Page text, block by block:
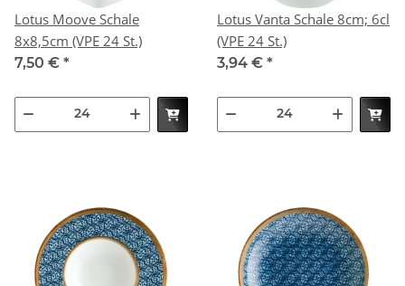
Lotus Moove Schale
8x8,5cm (VPE 24 St.)
7,50 € *
Lotus Vanta Schale 8cm; 6cl
(VPE 24 St.)
3,94 € *